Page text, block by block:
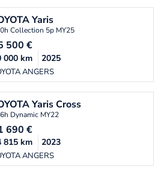
Yaris
Collection 5p MY25
500 €
ANGERS
000 km 2025
Yaris Cross
Dynamic MY22
690 €
ANGERS
815 km 2023